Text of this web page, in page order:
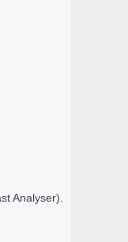
Analyser).